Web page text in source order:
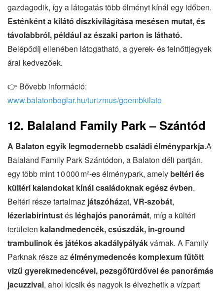
gazdagodik, így a látogatás több élményt kínál egy időben.
Esténként a kilátó díszkivilágítása mesésen mutat, és
távolabbról, például az északi parton is látható.
Belépődíj ellenében látogatható, a gyerek- és felnőttjegyek
árai kedvezőek.
👉 Bővebb információ:
www.balatonboglar.hu/turizmus/goembkilato
12. Balaland Family Park – Szántód
A Balaton egyik legmodernebb családi élményparkja.A
Balaland Family Park Szántódon, a Balaton déli partján,
egy több mint 10 000 m²-es élménypark, amely beltéri és
kültéri kalandokat kínál családoknak egész évben.
Beltéri része tartalmaz játszóházat, VR-szobát,
lézerlabirintustés léghajós panorámát, míg a kültéri
területen kalandmedencék, csúszdák, in-ground
trambulinok és játékos akadálypályákvárnak. A Family
Parknak része azélménymedencés komplexum fűtött
vizű gyerekmedencével, pezsgőfürdővel és panorámás
jacuzzival, ahol kicsik és nagyok is élvezhetik a vízpart